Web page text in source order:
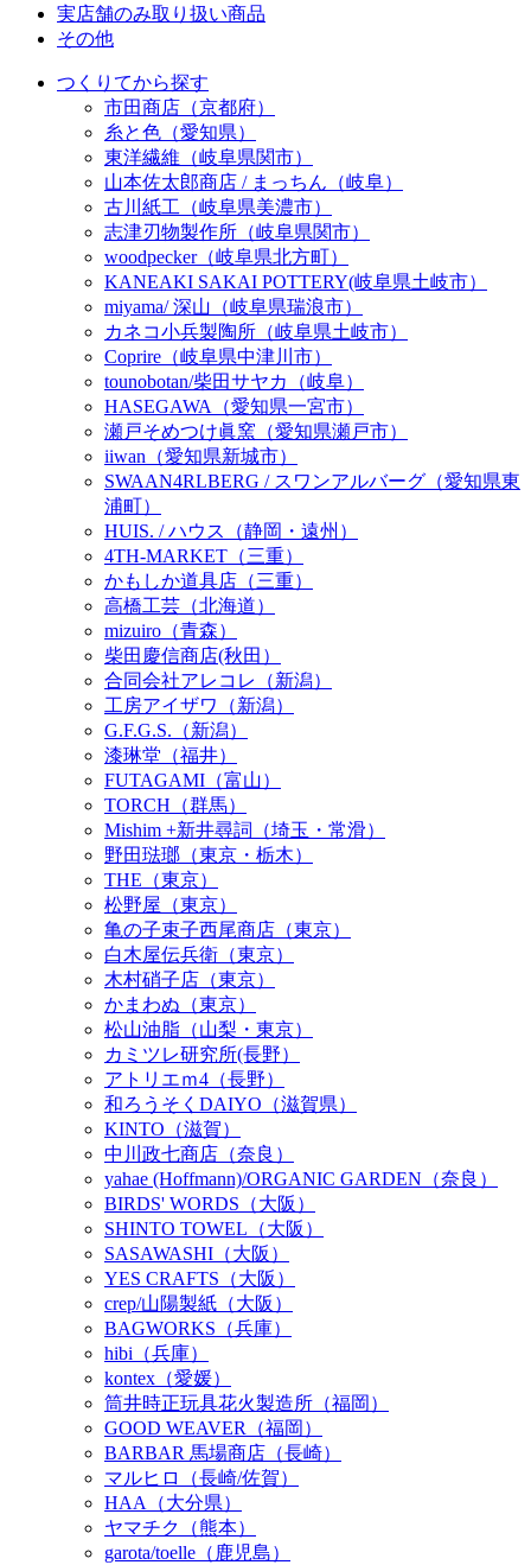
実店舗のみ取り扱い商品
その他
つくりてから探す
市田商店（京都府）
糸と色（愛知県）
東洋繊維（岐阜県関市）
山本佐太郎商店 / まっちん（岐阜）
古川紙工（岐阜県美濃市）
志津刃物製作所（岐阜県関市）
woodpecker（岐阜県北方町）
KANEAKI SAKAI POTTERY(岐阜県土岐市）
miyama/ 深山（岐阜県瑞浪市）
カネコ小兵製陶所（岐阜県土岐市）
Coprire（岐阜県中津川市）
tounobotan/柴田サヤカ（岐阜）
HASEGAWA（愛知県一宮市）
瀬戸そめつけ眞窯（愛知県瀬戸市）
iiwan（愛知県新城市）
SWAAN4RLBERG / スワンアルバーグ（愛知県東
浦町）
HUIS. / ハウス（静岡・遠州）
4TH-MARKET（三重）
かもしか道具店（三重）
高橋工芸（北海道）
mizuiro（青森）
柴田慶信商店(秋田）
合同会社アレコレ（新潟）
工房アイザワ（新潟）
G.F.G.S.（新潟）
漆琳堂（福井）
FUTAGAMI（富山）
TORCH（群馬）
Mishim +新井尋詞（埼玉・常滑）
野田琺瑯（東京・栃木）
THE（東京）
松野屋（東京）
亀の子束子西尾商店（東京）
白木屋伝兵衛（東京）
木村硝子店（東京）
かまわぬ（東京）
松山油脂（山梨・東京）
カミツレ研究所(長野）
アトリエｍ4（長野）
和ろうそくDAIYO（滋賀県）
KINTO（滋賀）
中川政七商店（奈良）
yahae (Hoffmann)/ORGANIC GARDEN（奈良）
BIRDS' WORDS（大阪）
SHINTO TOWEL（大阪）
SASAWASHI（大阪）
YES CRAFTS（大阪）
crep/山陽製紙（大阪）
BAGWORKS（兵庫）
hibi（兵庫）
kontex（愛媛）
筒井時正玩具花火製造所（福岡）
GOOD WEAVER（福岡）
BARBAR 馬場商店（長崎）
マルヒロ（長崎/佐賀）
HAA（大分県）
ヤマチク（熊本）
garota/toelle（鹿児島）